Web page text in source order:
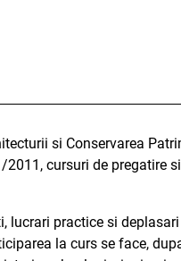
si Conservarea
cursuri de pregatire
lucrari practice si
la curs se face,